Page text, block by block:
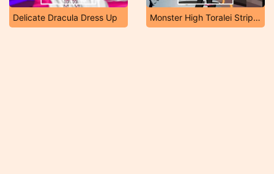
Delicate Dracula Dress Up Monster High Toralei Stripe Shopping Dressup